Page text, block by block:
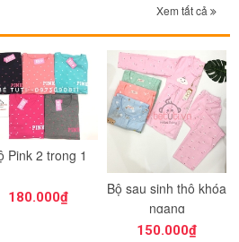
Xem tất cả
Pink 2 trong 1
180.000₫
Bộ sau sinh thô khóa
ngang
150.000₫